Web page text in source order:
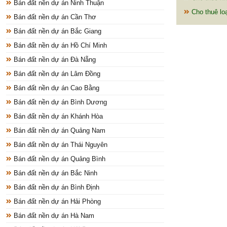
Bán đất nền dự án Ninh Thuận
Bán đất nền dự án Cần Thơ
Bán đất nền dự án Bắc Giang
Bán đất nền dự án Hồ Chí Minh
Bán đất nền dự án Đà Nẵng
Bán đất nền dự án Lâm Đồng
Bán đất nền dự án Cao Bằng
Bán đất nền dự án Bình Dương
Bán đất nền dự án Khánh Hòa
Bán đất nền dự án Quảng Nam
Bán đất nền dự án Thái Nguyên
Bán đất nền dự án Quảng Bình
Bán đất nền dự án Bắc Ninh
Bán đất nền dự án Bình Định
Bán đất nền dự án Hải Phòng
Bán đất nền dự án Hà Nam
Cho thuê